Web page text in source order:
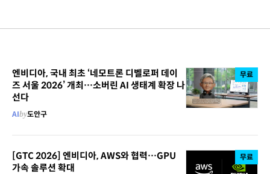
엔비디아, 국내 최초 ‘네모트론 디벨로퍼 데이
즈 서울 2026’ 개최…소버린 AI 생태계 확장 나
선다
AIby도안구
무료
[GTC 2026] 엔비디아, AWS와 협력…GPU
가속 솔루션 확대
무료